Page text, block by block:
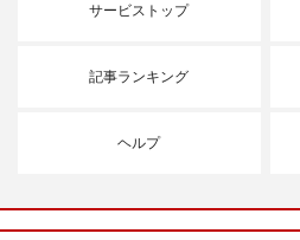
サービストップ
記事ランキング
ヘルプ